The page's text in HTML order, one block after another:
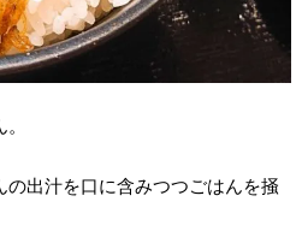
出汁を口に含みつつごはんを掻